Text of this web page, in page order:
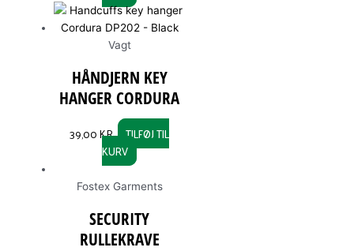
Vagt
HÅNDJERN KEY
HANGER CORDURA
39,00KR.
TILFØJ TIL
KURV
Fostex Garments
SECURITY
RULLEKRAVE
the
product
the
product